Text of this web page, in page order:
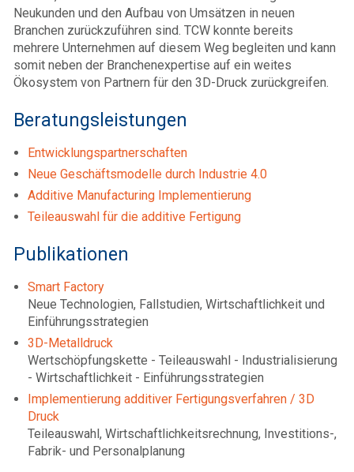
Neukunden und den Aufbau von Umsätzen in neuen
Branchen zurückzuführen sind. TCW konnte bereits
mehrere Unternehmen auf diesem Weg begleiten und kann
somit neben der Branchenexpertise auf ein weites
Ökosystem von Partnern für den 3D-Druck zurückgreifen.
Beratungsleistungen
Entwicklungspartnerschaften
Neue Geschäftsmodelle durch Industrie 4.0
Additive Manufacturing Implementierung
Teileauswahl für die additive Fertigung
Publikationen
Smart Factory
Neue Technologien, Fallstudien, Wirtschaftlichkeit und
Einführungsstrategien
3D-Metalldruck
Wertschöpfungskette - Teileauswahl - Industrialisierung
- Wirtschaftlichkeit - Einführungsstrategien
Implementierung additiver Fertigungsverfahren / 3D
Druck
Teileauswahl, Wirtschaftlichkeitsrechnung, Investitions-,
Fabrik- und Personalplanung